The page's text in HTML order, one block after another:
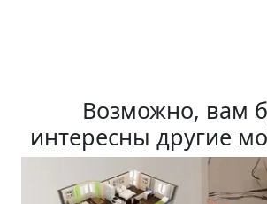
Возможно, вам
интересны другие